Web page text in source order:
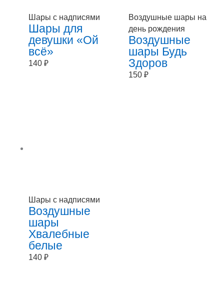
Шары с надписями
Шары для
девушки «Ой
всё»
140 ₽
Воздушные шары на
день рождения
Воздушные
шары Будь
Здоров
150₽
Шары с надписями
Воздушные
шары
Хвалебные
белые
140 ₽